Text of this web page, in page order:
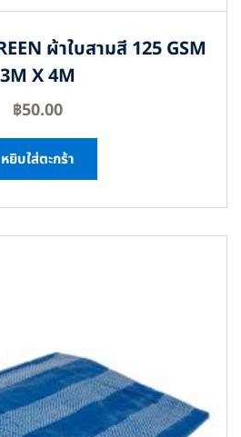
ผ้าใบสามสี 125 GSM
3M X 4M
฿50.00
หยิบใส่ตะกร้า